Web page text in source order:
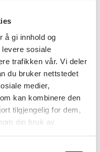
å gi innhold og
sosiale
trafikken vår. Vi deler
du bruker nettstedet
medier,
kan kombinere den
tilgjengelig for dem,
din bruk av
Skjeberg rådhus.